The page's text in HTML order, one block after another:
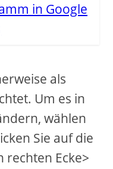
in Google
als
Um es in
wählen
Sie auf die
rechten Ecke>